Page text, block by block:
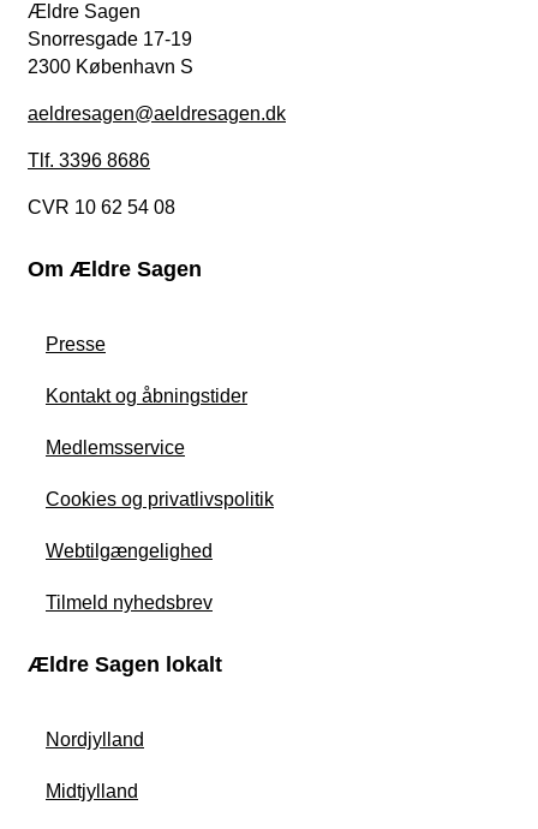
Ældre Sagen
Snorresgade 17-19
2300 København S
aeldresagen@aeldresagen.dk
Tlf. 3396 8686
CVR 10 62 54 08
Om Ældre Sagen
Presse
Kontakt og åbningstider
Medlemsservice
Cookies og privatlivspolitik
Webtilgængelighed
Tilmeld nyhedsbrev
Ældre Sagen lokalt
Nordjylland
Midtjylland